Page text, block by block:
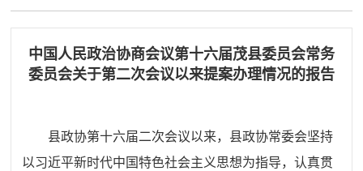
中国人民政治协商会议第十六届茂县委员会常务
委员会关于第二次会议以来提案办理情况的报告
县政协第十六届二次会议以来，县政协常委会坚持
以习近平新时代中国特色社会主义思想为指导，认真贯